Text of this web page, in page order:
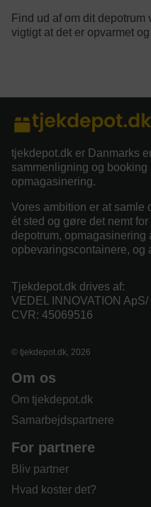
Find ud af om dit
vigtigt at det er opvarmet
tjekdepot.dk er Danmarks
sammenligning og booking
opmagasinering.
Vores ambition er at samle
ét sted og gøre det nemt
depotrum, opmagasinering
opbevaringscontainere, og
Tjekdepot.dk drives af:
VEDEL INNOVATION
CVR: 45069516
© tjekdepot.dk, 2026
Om os
Om tjekdepot.dk
Samarbejdspartnere
For partnere
Bliv partner
Hvad koster det?